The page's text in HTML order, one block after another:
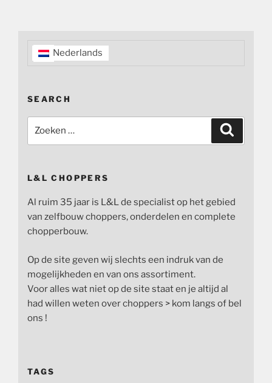
Nederlands
SEARCH
naar:
L&L CHOPPERS
Al ruim 35 jaar is L&L de specialist op het gebied
van zelfbouw choppers, onderdelen en complete
chopperbouw.
Op de site geven wij slechts een indruk van de
mogelijkheden en van ons assortiment.
Voor alles wat niet op de site staat en je altijd al
had willen weten over choppers > kom langs of bel
ons !
TAGS